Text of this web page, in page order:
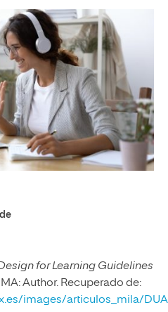
for Learning Guidelines
Author. Recuperado de:
images/articulos_mila/